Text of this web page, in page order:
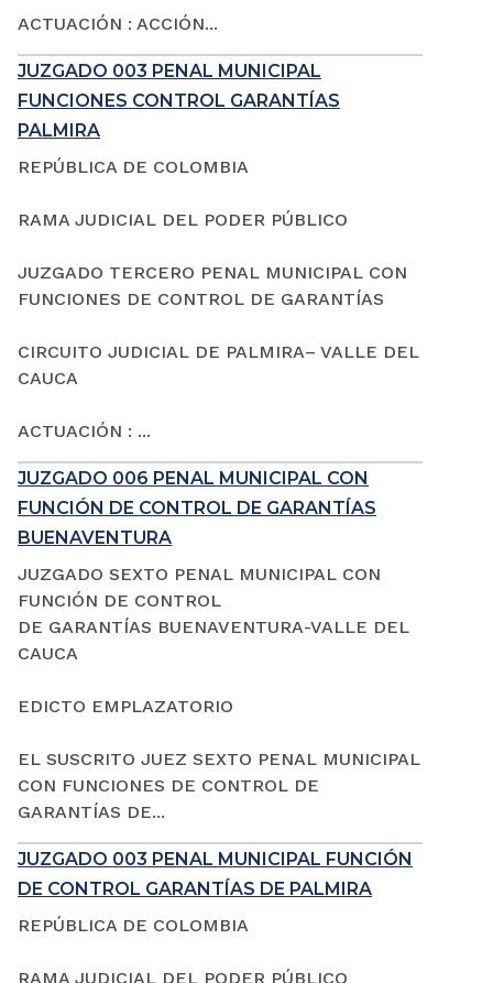
ACTUACIÓN : ACCIÓN...
JUZGADO 003 PENAL MUNICIPAL
FUNCIONES CONTROL GARANTÍAS
PALMIRA
REPÚBLICA DE COLOMBIA
RAMA JUDICIAL DEL PODER PÚBLICO
JUZGADO TERCERO PENAL MUNICIPAL CON
FUNCIONES DE CONTROL DE GARANTÍAS
CIRCUITO JUDICIAL DE PALMIRA– VALLE DEL
CAUCA
ACTUACIÓN : ...
JUZGADO 006 PENAL MUNICIPAL CON
FUNCIÓN DE CONTROL DE GARANTÍAS
BUENAVENTURA
JUZGADO SEXTO PENAL MUNICIPAL CON
FUNCIÓN DE CONTROL
DE GARANTÍAS BUENAVENTURA-VALLE DEL
CAUCA
EDICTO EMPLAZATORIO
EL SUSCRITO JUEZ SEXTO PENAL MUNICIPAL
CON FUNCIONES DE CONTROL DE
GARANTÍAS DE...
JUZGADO 003 PENAL MUNICIPAL FUNCIÓN
DE CONTROL GARANTÍAS DE PALMIRA
REPÚBLICA DE COLOMBIA
RAMA JUDICIAL DEL PODER PÚBLICO